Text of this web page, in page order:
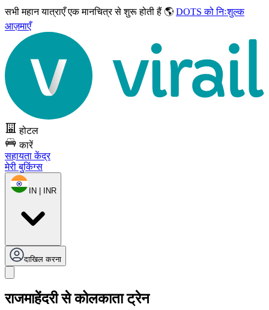
सभी महान यात्राएँएक मानचित्र से शुरू होती हैं 🌎 DOTS को निःशुल्क
आज़माएँ
होटल
कारें
सहायता केंद्र
मेरी बुकिंग्स
IN | INR
दाखिल करना
राजमाहेंदरी से कोलकाता ट्रेन